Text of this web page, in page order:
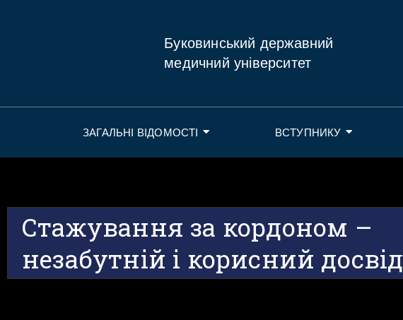
Буковинський державний
медичний університет
ЗАГАЛЬНІ ВІДОМОСТІ ВСТУПНИКУ
Стажування за кордоном –
незабутній і корисний досвід